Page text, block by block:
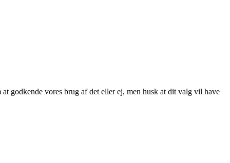
godkende vores brug af det eller ej, men husk at dit valg vil have